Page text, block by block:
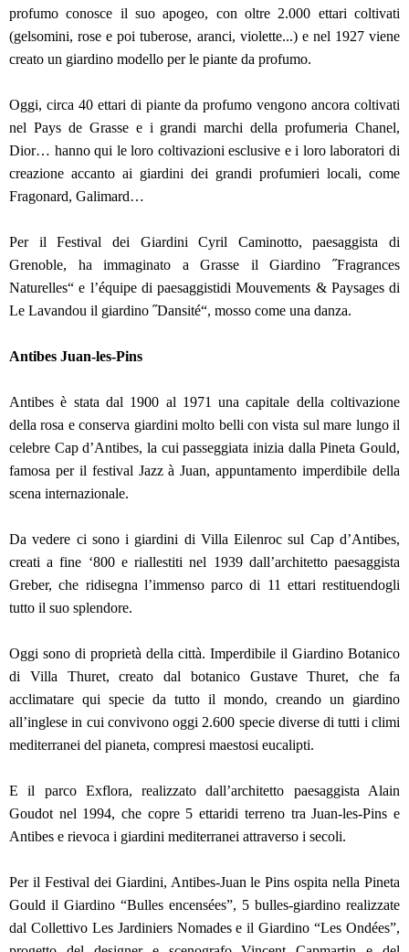
profumo conosce il suo apogeo, con oltre 2.000 ettari coltivati
(gelsomini, rose e poi tuberose, aranci, violette...) e nel 1927 viene
creato un giardino modello per le piante da profumo.
Oggi, circa 40 ettari di piante da profumo vengono ancora coltivati
nel Pays de Grasse e i grandi marchi della profumeria Chanel,
Dior… hanno qui le loro coltivazioni esclusive e i loro laboratori di
creazione accanto ai giardini dei grandi profumieri locali, come
Fragonard, Galimard…
Per il Festival dei Giardini Cyril Caminotto, paesaggista di
Grenoble, ha immaginato a Grasse il Giardino ˝Fragrances
Naturelles“ e l’équipe di paesaggistidi Mouvements & Paysages di
Le Lavandou il giardino ˝Dansité“, mosso come una danza.
Antibes Juan-les-Pins
Antibes è stata dal 1900 al 1971 una capitale della coltivazione
della rosa e conserva giardini molto belli con vista sul mare lungo il
celebre Cap d’Antibes, la cui passeggiata inizia dalla Pineta Gould,
famosa per il festival Jazz à Juan, appuntamento imperdibile della
scena internazionale.
Da vedere ci sono i giardini di Villa Eilenroc sul Cap d’Antibes,
creati a fine ‘800 e riallestiti nel 1939 dall’architetto paesaggista
Greber, che ridisegna l’immenso parco di 11 ettari restituendogli
tutto il suo splendore.
Oggi sono di proprietà della città. Imperdibile il Giardino Botanico
di Villa Thuret, creato dal botanico Gustave Thuret, che fa
acclimatare qui specie da tutto il mondo, creando un giardino
all’inglese in cui convivono oggi 2.600 specie diverse di tutti i climi
mediterranei del pianeta, compresi maestosi eucalipti.
E il parco Exflora, realizzato dall’architetto paesaggista Alain
Goudot nel 1994, che copre 5 ettaridi terreno tra Juan-les-Pins e
Antibes e rievoca i giardini mediterranei attraverso i secoli.
Per il Festival dei Giardini, Antibes-Juan le Pins ospita nella Pineta
Gould il Giardino “Bulles encensées”, 5 bulles-giardino realizzate
dal Collettivo Les Jardiniers Nomades e il Giardino “Les Ondées”,